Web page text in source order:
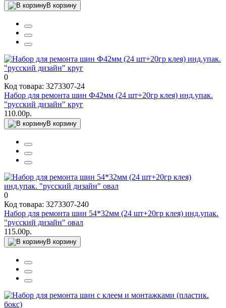
В корзину
0
Код товара: 3273307-24
Набор для ремонта шин Ф42мм (24 шт+20гр клея) инд.упак.
"русский дизайн" круг
110.00р.
В корзину
0
Код товара: 3273307-240
Набор для ремонта шин 54*32мм (24 шт+20гр клея) инд.упак.
"русский дизайн" овал
115.00р.
В корзину